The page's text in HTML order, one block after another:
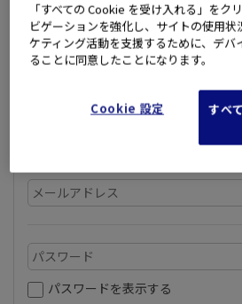
ログイン
OM SYSTEM MEMBERS(旧ズイコー
いただいているメールアドレスとパ
パスワードを表示する
「すべての Cookie を受け入れる」をク
ビゲーションを強化し、サイトの使用
ケティング活動を支援するために、デバ
ることに同意したことになります。
Cookie 設定
すべ